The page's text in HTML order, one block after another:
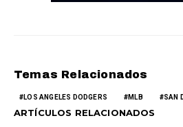
Temas Relacionados
LOS ANGELES DODGERS MLB SAN
ARTÍCULOS RELACIONADOS